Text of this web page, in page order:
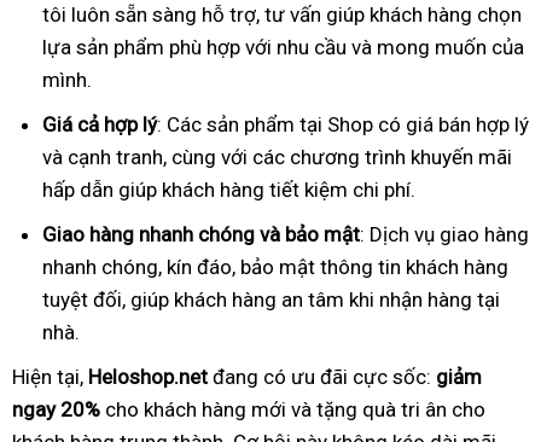
tôi luôn sẵn sàng hỗ trợ, tư vấn giúp khách hàng chọn
lựa sản phẩm phù hợp với nhu cầu và mong muốn của
mình.
Giá cả hợp lý: Các sản phẩm tại Shop có giá bán hợp lý
và cạnh tranh, cùng với các chương trình khuyến mãi
hấp dẫn giúp khách hàng tiết kiệm chi phí.
Giao hàng nhanh chóng và bảo mật: Dịch vụ giao hàng
nhanh chóng, kín đáo, bảo mật thông tin khách hàng
tuyệt đối, giúp khách hàng an tâm khi nhận hàng tại
nhà.
Hiện tại, Heloshop.net đang có ưu đãi cực sốc: giảm
ngay 20% cho khách hàng mới và tặng quà tri ân cho